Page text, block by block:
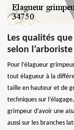
Les qualités
selon
Pour l’élagueur
tout élagueur à la
taille en hauteur et de
techniques sur
grimpeur d’avoir une
aussi sur les branches